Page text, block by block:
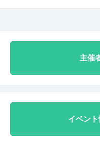
主催
イベン